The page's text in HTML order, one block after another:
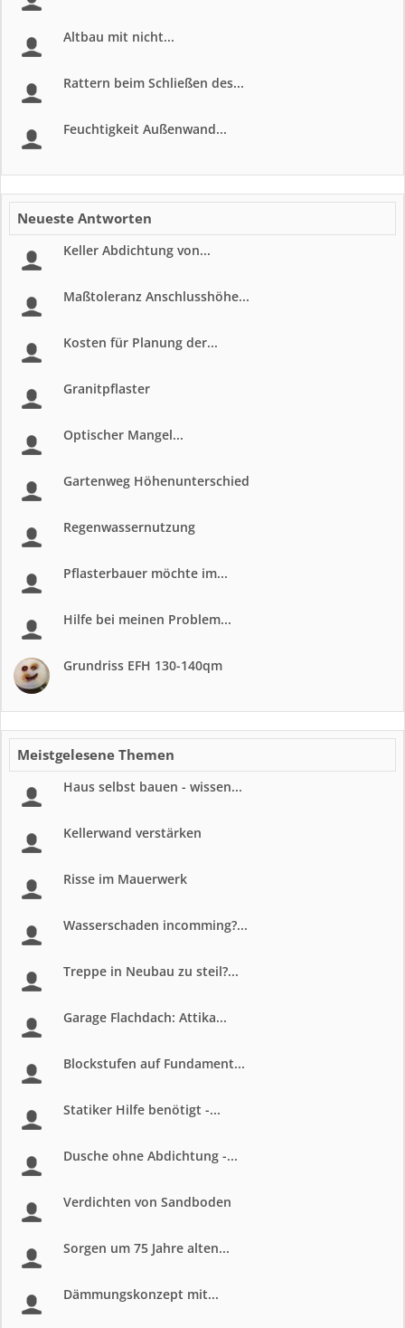
Altbau mit nicht...
Rattern beim Schließen des...
Feuchtigkeit Außenwand...
Neueste Antworten
Keller Abdichtung von...
Maßtoleranz Anschlusshöhe...
Kosten für Planung der...
Granitpflaster
Optischer Mangel...
Gartenweg Höhenunterschied
Regenwassernutzung
Pflasterbauer möchte im...
Hilfe bei meinen Problem...
Grundriss EFH 130-140qm
Meistgelesene Themen
Haus selbst bauen - wissen...
Kellerwand verstärken
Risse im Mauerwerk
Wasserschaden incomming?...
Treppe in Neubau zu steil?...
Garage Flachdach: Attika...
Blockstufen auf Fundament...
Statiker Hilfe benötigt -...
Dusche ohne Abdichtung -...
Verdichten von Sandboden
Sorgen um 75 Jahre alten...
Dämmungskonzept mit...